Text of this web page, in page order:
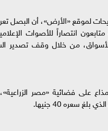
متابعون انتصاراً
من خلال وقف تصدير
على فضائية «مصر
سعره 40 جنيها.